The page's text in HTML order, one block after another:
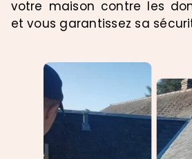
votre maison contre les
et vous garantissez sa